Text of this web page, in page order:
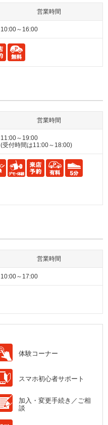
営業時間
10:00～16:00
営業時間
11:00～19:00
(受付時間は11:00～18:00)
営業時間
10:00～17:00
体験コーナー
スマホ初心者サポート
加入・変更手続き／ご相
談